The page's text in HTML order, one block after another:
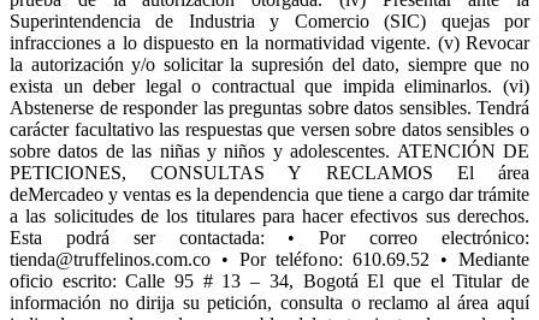
Superintendencia de Industria y Comercio (SIC) quejas por
infracciones a lo dispuesto en la normatividad vigente. (v) Revocar
la autorización y/o solicitar la supresión del dato, siempre que no
exista un deber legal o contractual que impida eliminarlos. (vi)
Abstenerse de responder las preguntas sobre datos sensibles. Tendrá
carácter facultativo las respuestas que versen sobre datos sensibles o
sobre datos de las niñas y niños y adolescentes. ATENCIÓN DE
PETICIONES, CONSULTAS Y RECLAMOS El área
deMercadeo y ventas es la dependencia que tiene a cargo dar trámite
a las solicitudes de los titulares para hacer efectivos sus derechos.
Esta podrá ser contactada: • Por correo electrónico:
tienda@truffelinos.com.co • Por teléfono: 610.69.52 • Mediante
oficio escrito: Calle 95 # 13 – 34, Bogotá El que el Titular de
información no dirija su petición, consulta o reclamo al área aquí